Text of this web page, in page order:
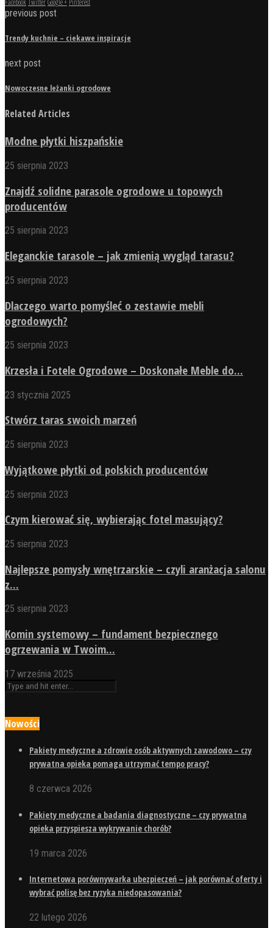
Facebook TwitterGoogle + Pinterest
previous post
Trendy kuchnie – ciekawe inspiracje
next post
Nowoczesne leżanki ogrodowe
Related Articles
Modne płytki hiszpańskie
25 sierpnia 2023
Znajdź solidne parasole ogrodowe u topowych
producentów
25 sierpnia 2023
Eleganckie tarasole – jak zmienią wygląd tarasu?
25 sierpnia 2023
Dlaczego warto pomyśleć o zestawie mebli
ogrodowych?
25 sierpnia 2023
Krzesła i Fotele Ogrodowe – Doskonałe Meble do...
23 stycznia 2025
Stwórz taras swoich marzeń
25 sierpnia 2023
Wyjątkowe płytki od polskich producentów
25 sierpnia 2023
Czym kierować się, wybierając fotel masujący?
25 sierpnia 2023
Najlepsze pomysły wnętrzarskie – czyli aranżacja salonu
z...
25 sierpnia 2023
Komin systemowy – fundament bezpiecznego
ogrzewania w Twoim...
17 września 2025
Nowości
Pakiety medyczne a zdrowie osób aktywnych zawodowo – czy
prywatna opieka pomaga utrzymać tempo pracy?
8 czerwca 2026
Pakiety medyczne a badania diagnostyczne – czy prywatna
opieka przyspiesza wykrywanie chorób?
19 marca 2026
Internetowa porównywarka ubezpieczeń – jak porównać oferty i
wybrać polisę bez ryzyka niedopasowania?
22 lutego 2026